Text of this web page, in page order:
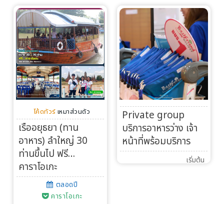
โค้ดทัวร์ เหมาส่วนตัว
เรืออยุธยา (ทาน
อาหาร) ลำใหญ่ 30
ท่านขึ้นไป ฟรี…
คาราโอเกะ
ตลอดปี
คาราโอเกะ
Private group
บริการอาหารว่าง เจ้า
หน้าที่พร้อมบริการ
เริ่มต้น